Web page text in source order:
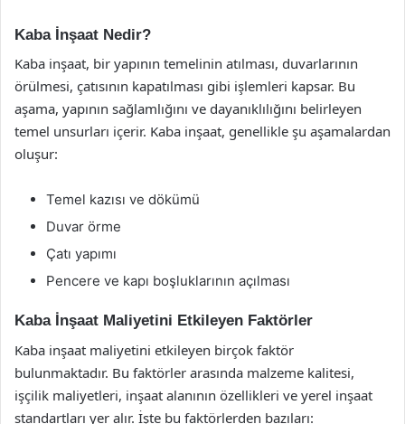
Kaba İnşaat Nedir?
Kaba inşaat, bir yapının temelinin atılması, duvarlarının
örülmesi, çatısının kapatılması gibi işlemleri kapsar. Bu
aşama, yapının sağlamlığını ve dayanıklılığını belirleyen
temel unsurları içerir. Kaba inşaat, genellikle şu aşamalardan
oluşur:
Temel kazısı ve dökümü
Duvar örme
Çatı yapımı
Pencere ve kapı boşluklarının açılması
Kaba İnşaat Maliyetini Etkileyen Faktörler
Kaba inşaat maliyetini etkileyen birçok faktör
bulunmaktadır. Bu faktörler arasında malzeme kalitesi,
işçilik maliyetleri, inşaat alanının özellikleri ve yerel inşaat
standartları yer alır. İşte bu faktörlerden bazıları: